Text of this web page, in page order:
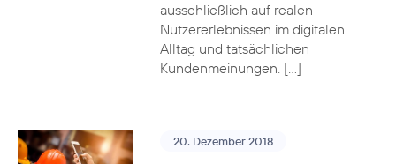
ausschließlich auf realen
Nutzererlebnissen im digitalen
Alltag und tatsächlichen
Kundenmeinungen. […]
20. Dezember 2018